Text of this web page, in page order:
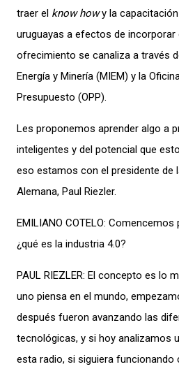
traer el know howy la
uruguayas a efectos de incorporar
ofrecimiento se canaliza a través
Energía y Minería (MIEM) y la
Presupuesto (OPP).
Les proponemos aprender algo a
inteligentes y del potencial que
eso estamos con el presidente de
Alemana, Paul Riezler.
EMILIANO COTELO:
¿qué es la industria 4.0?
PAUL RIEZLER: El concepto es lo
uno piensa en el mundo,
después fueron avanzando las
tecnológicas, y si hoy analizamos
esta radio, si siguiera funcionando